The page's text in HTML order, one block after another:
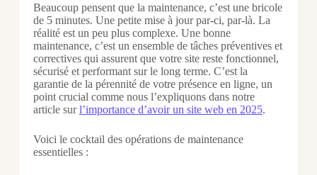
Beaucoup pensent que la maintenance, c’est une bricole
de 5 minutes. Une petite mise à jour par-ci, par-là. La
réalité est un peu plus complexe. Une bonne
maintenance, c’est un ensemble de tâches préventives et
correctives qui assurent que votre site reste fonctionnel,
sécurisé et performant sur le long terme. C’est la
garantie de la pérennité de votre présence en ligne, un
point crucial comme nous l’expliquons dans notre
article surl’importance d’avoir un site web en 2025.
Voici le cocktail des opérations de maintenance
essentielles :